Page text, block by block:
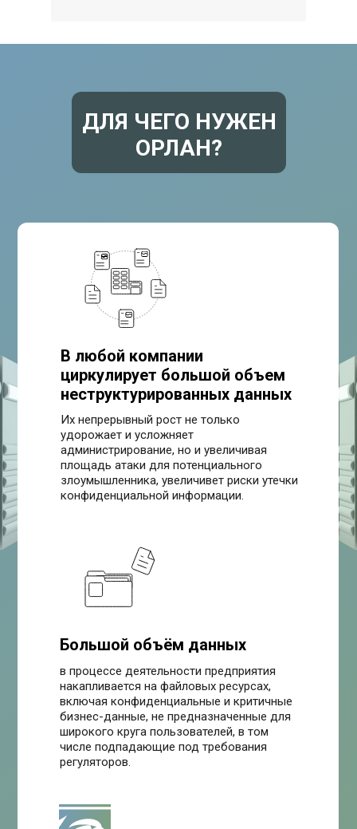
Их непрерывный рост не только
удорожает и усложняет
администрирование, но и увеличивая
площадь атаки для потенциального
злоумышленника, увеличивет риски утечки
конфиденциальной информации.
В любой компании
циркулирует большой объем
неструктурированных данных
в процессе деятельности предприятия
накапливается на файловых ресурсах,
включая конфиденциальные и критичные
бизнес-данные, не предназначенные для
широкого круга пользователей, в том
числе подпадающие под требования
регуляторов.
Большой объём данных
ДЛЯ ЧЕГО НУЖЕН
ОРЛАН?